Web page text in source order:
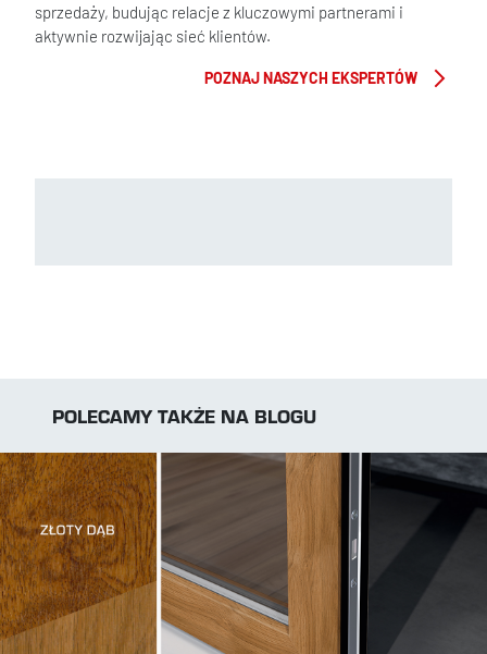
sprzedaży, budując relacje z kluczowymi partnerami i
aktywnie rozwijając sieć klientów.
POZNAJ NASZYCH EKSPERTÓW
POLECAMY TAKŻE NA BLOGU